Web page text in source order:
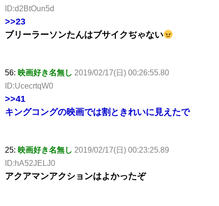
ID:d2BtOun5d
>>23
ブリーラーソンたんはブサイクぢゃない
56: 映画好き名無し 2019/02/17(日) 00:26:55.80
ID:UcecrtqW0
>>41
キングコングの映画では割ときれいに見えたで
25: 映画好き名無し 2019/02/17(日) 00:23:25.89
ID:hA52JELJ0
アクアマンアクションはよかったぞ